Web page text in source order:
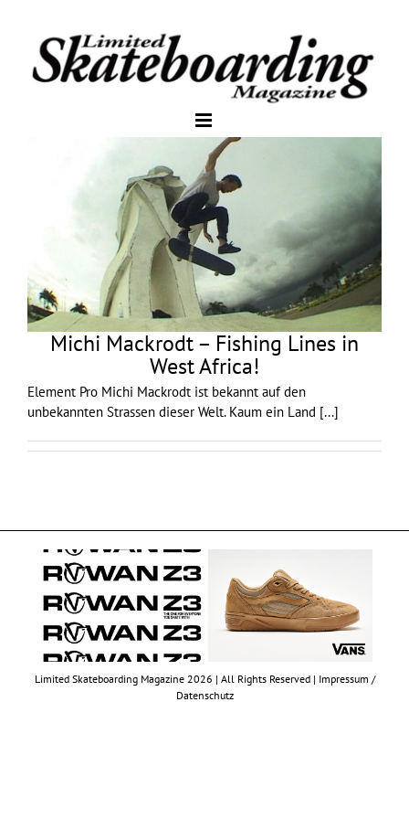
Michi Mackrodt – Fishing Lines in
West Africa!
Element Pro Michi Mackrodt ist bekannt auf den
unbekannten Strassen dieser Welt. Kaum ein Land [...]
Limited Skateboarding Magazine 2026 | All Rights Reserved | Impressum /
Datenschutz